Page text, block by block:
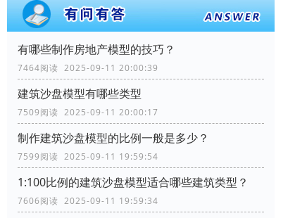
有哪些制作房地产模型的技巧？
7464阅读 2025-09-11 20:00:39
建筑沙盘模型有哪些类型
7509阅读 2025-09-11 20:00:17
制作建筑沙盘模型的比例一般是多少？
7599阅读 2025-09-11 19:59:54
1:100比例的建筑沙盘模型适合哪些建筑类型？
7606阅读 2025-09-11 19:59:34